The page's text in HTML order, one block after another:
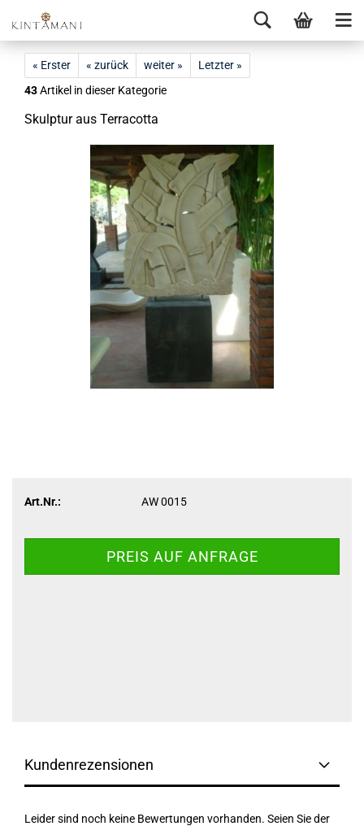
« Erster « zurück weiter »
Letzter »
43Artikel in dieser Kategorie
Skulp­tur aus Ter­ra­cot­ta
Art.Nr.: AW 0015
PREIS AUF ANFRAGE
Kundenrezensionen
Leider sind noch keine Bewertungen vorhanden. Seien Sie der